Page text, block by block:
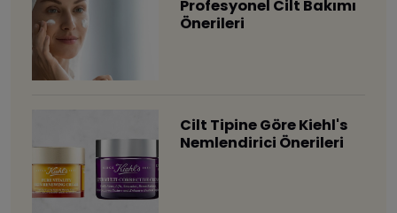
Profesyonel Cilt Bakımı
Önerileri
Cilt Tipine Göre Kiehl's
Nemlendirici Önerileri